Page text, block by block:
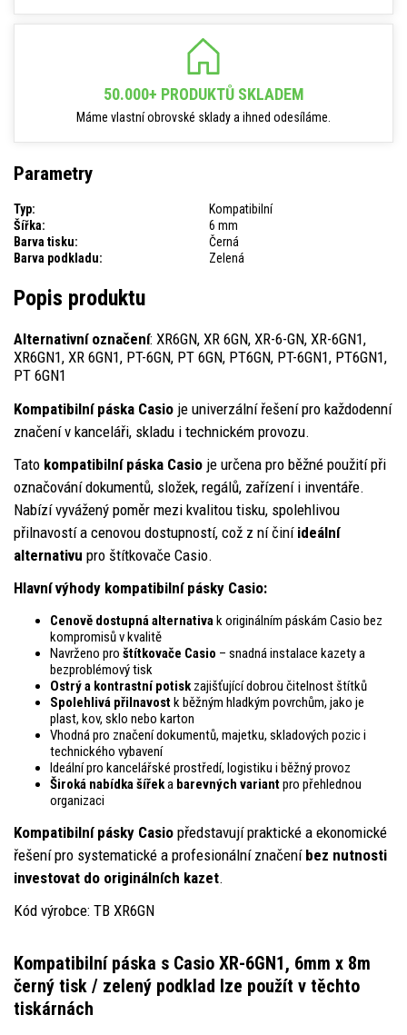
50.000+ PRODUKTŮ SKLADEM
Máme vlastní obrovské sklady a ihned odesíláme.
Parametry
Typ:
Kompatibilní
Šířka:
6 mm
Barva tisku:
Černá
Barva podkladu:
Zelená
Popis produktu
Alternativní označení: XR6GN, XR 6GN, XR-6-GN, XR-6GN1,
XR6GN1, XR 6GN1, PT-6GN, PT 6GN, PT6GN, PT-6GN1, PT6GN1,
PT 6GN1
Kompatibilní páska Casio je univerzální řešení pro každodenní
značení v kanceláři, skladu i technickém provozu.
Tato kompatibilní páska Casio je určena pro běžné použití při
označování dokumentů, složek, regálů, zařízení i inventáře.
Nabízí vyvážený poměr mezi kvalitou tisku, spolehlivou
přilnavostí a cenovou dostupností, což z ní činí ideální
alternativu pro štítkovače Casio.
Hlavní výhody kompatibilní pásky Casio:
Cenově dostupná alternativak originálním páskám Casio bez
kompromisů v kvalitě
Navrženo pro štítkovače Casio – snadná instalace kazety a
bezproblémový tisk
Ostrý a kontrastní potiskzajišťující dobrou čitelnost štítků
Spolehlivá přilnavostk běžným hladkým povrchům, jako je
plast, kov, sklo nebo karton
Vhodná pro značení dokumentů, majetku, skladových pozic i
technického vybavení
Ideální pro kancelářské prostředí, logistiku i běžný provoz
Široká nabídka šířeka barevných variantpro přehlednou
organizaci
Kompatibilní pásky Casio představují praktické a ekonomické
řešení pro systematické a profesionální značení bez nutnosti
investovat do originálních kazet.
Kód výrobce: TB XR6GN
Kompatibilní páska s Casio XR-6GN1, 6mm x 8m
černý tisk / zelený podklad lze použít v těchto
tiskárnách